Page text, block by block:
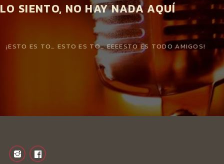
LO SIENTO, NO HAY NADA AQUÍ
¡ESTO ES TO… ESTO ES TO… EEEESTO ES TODO AMIGOS!